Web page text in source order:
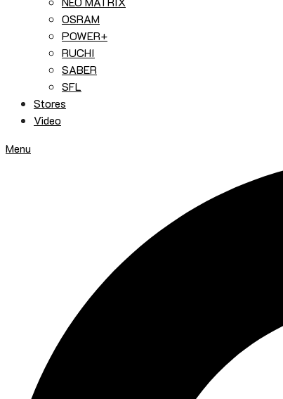
OSRAM
POWER+
RUCHI
SABER
SFL
Stores
Video
Menu